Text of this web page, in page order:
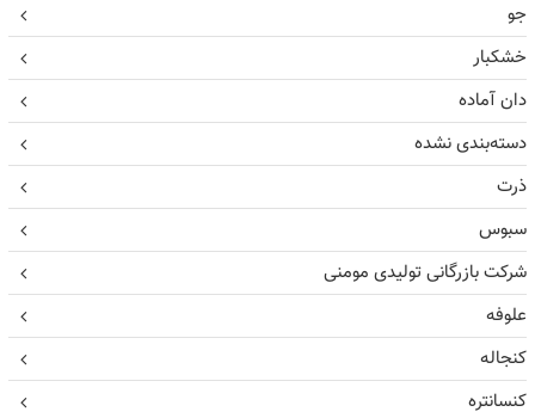
جو
خشکبار
دان آماده
دسته‌بندی نشده
ذرت
سبوس
شرکت بازرگانی تولیدی مومنی
علوفه
کنجاله
کنسانتره